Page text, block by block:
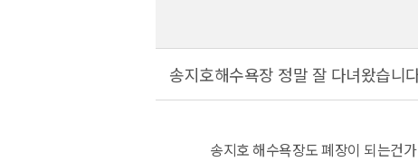
송지호해수욕장 정말 잘 다녀왔습니
송지호 해수욕장도 폐장이 되는건